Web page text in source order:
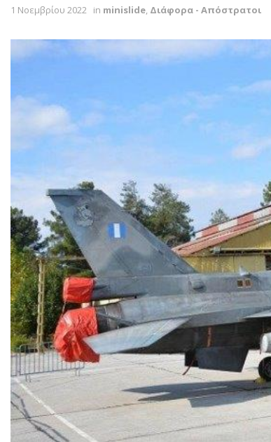
1 Νοεμβρίου 2022 in minislide, Διάφορα - Απόστρατοι